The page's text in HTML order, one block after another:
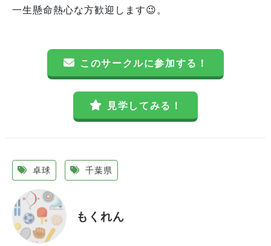
一生懸命熱心な方歓迎します😉。
このサークルに参加する！
見学してみる！
卓球 千葉県
もくれん